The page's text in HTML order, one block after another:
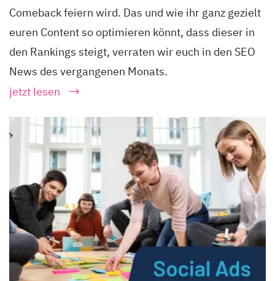
Comeback feiern wird. Das und wie ihr ganz gezielt
euren Content so optimieren könnt, dass dieser in
den Rankings steigt, verraten wir euch in den SEO
News des vergangenen Monats.
jetzt lesen